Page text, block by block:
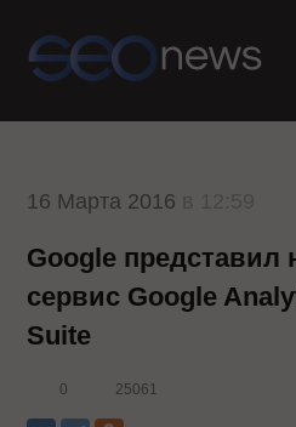
16 Марта 2016
Google представил
сервис Google
Suite
0 25061